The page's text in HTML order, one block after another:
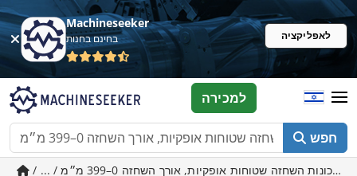
Machineseeker
בחינם בחנות לאפליקציה
חפש
למכירה